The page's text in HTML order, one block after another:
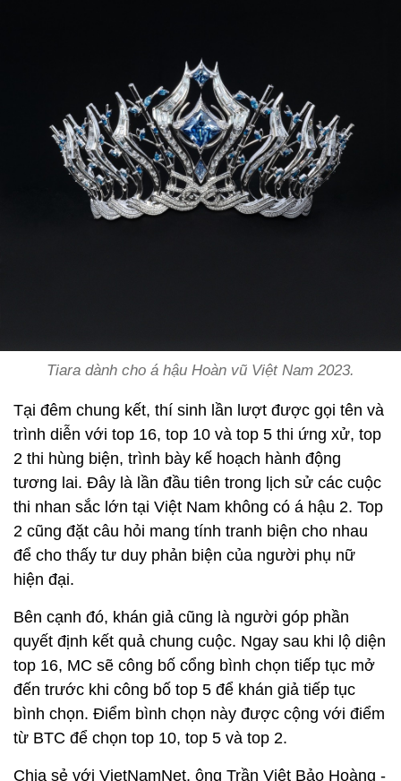
Tiara dành cho á hậu Hoàn vũ Việt Nam 2023.
Tại đêm chung kết, thí sinh lần lượt được gọi tên và
trình diễn với top 16, top 10 và top 5 thi ứng xử, top
2 thi hùng biện, trình bày kế hoạch hành động
tương lai. Đây là lần đầu tiên trong lịch sử các cuộc
thi nhan sắc lớn tại Việt Nam không có á hậu 2. Top
2 cũng đặt câu hỏi mang tính tranh biện cho nhau
để cho thấy tư duy phản biện của người phụ nữ
hiện đại.
Bên cạnh đó, khán giả cũng là người góp phần
quyết định kết quả chung cuộc. Ngay sau khi lộ diện
top 16, MC sẽ công bố cổng bình chọn tiếp tục mở
đến trước khi công bố top 5 để khán giả tiếp tục
bình chọn. Điểm bình chọn này được cộng với điểm
từ BTC để chọn top 10, top 5 và top 2.
Chia sẻ với VietNamNet, ông Trần Việt Bảo Hoàng -